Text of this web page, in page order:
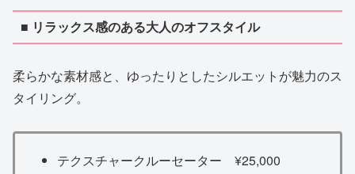
■ リラックス感のある大人のオフスタイル
柔らかな素材感と、ゆったりとしたシルエットが魅力のス
タイリング。
テクスチャークルーセーター ¥25,000